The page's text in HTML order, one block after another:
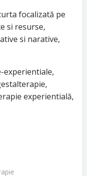
focalizată pe
si resurse,
si narative,
experientiale,
experientială,